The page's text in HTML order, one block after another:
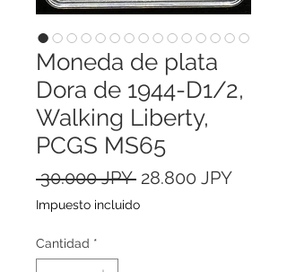
Moneda de plata
Dora de 1944-D1/2,
Walking Liberty,
PCGS MS65
30.000 JPY Precio
28.800 JPYPrecio
Impuesto incluido
Cantidad *